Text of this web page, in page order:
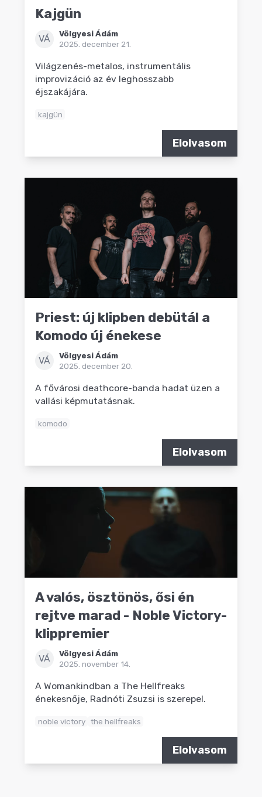
Kajgün
VÁ
Völgyesi Ádám
2025. december 21.
Világzenés-metalos, instrumentális
improvizáció az év leghosszabb
éjszakájára.
kajgün
Elolvasom
Priest: új klipben debütál a
Komodo új énekese
VÁ
Völgyesi Ádám
2025. december 20.
A fővárosi deathcore-banda hadat üzen a
vallási képmutatásnak.
komodo
Elolvasom
A valós, ösztönös, ősi én
rejtve marad - Noble Victory-
klippremier
VÁ
Völgyesi Ádám
2025. november 14.
A Womankindban a The Hellfreaks
énekesnője, Radnóti Zsuzsi is szerepel.
noble victory the hellfreaks
Elolvasom